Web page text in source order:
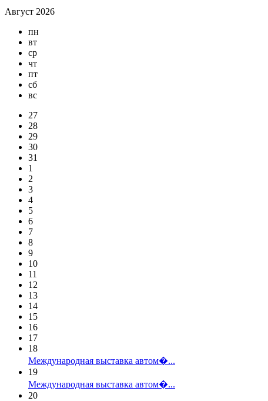
Август 2026
пн
вт
ср
чт
пт
сб
вс
27
28
29
30
31
1
2
3
4
5
6
7
8
9
10
11
12
13
14
15
16
17
18
Международная выставка автом�...
19
Международная выставка автом�...
20